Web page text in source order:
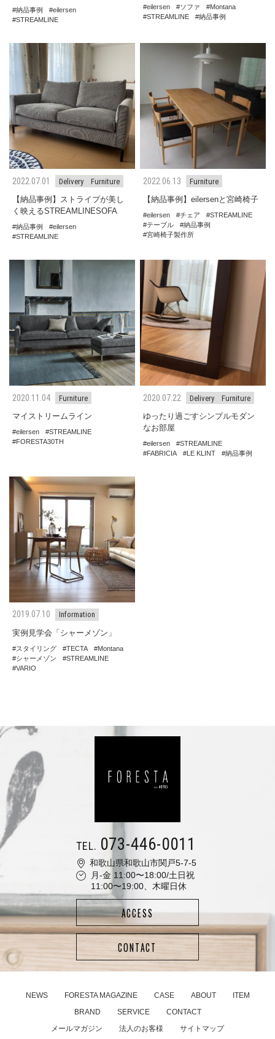
納品事例
eilersen
STREAMLINE
eilersen ソファ
Montana
STREAMLINE
納品事例
2022.07.01 Delivery
Furniture
【納品事例】ストライプが美し
く映えるSTREAMLINESOFA
納品事例
eilersen
STREAMLINE
2022.06.13
Furniture
【納品事例】eilersenと宮崎椅子
eilersen チェア
STREAMLINE
テーブル
納品事例
宮崎椅子製作所
2020.11.04
Furniture
マイストリームライン
eilersen
STREAMLINE
FORESTA30TH
2020.07.22 Delivery
Furniture
ゆったり過ごすシンプルモダン
なお部屋
eilersen
STREAMLINE
FABRICIA
LE KLINT 納品事例
2019.07.10
Information
実例見学会「シャーメゾン」
スタイリング TECTA
Montana
シャーメゾン
STREAMLINE
VARIO
TEL. 073-446-0011
和歌山県和歌山市関戸5-7-5
月-金 11:00〜18:00/土日祝
11:00〜19:00、木曜日休
ACCESS
CONTACT
NEWS FORESTA MAGAZINE CASE ABOUT
ITEM
BRAND
SERVICE
CONTACT
メールマガジン
法人のお客様 サイトマップ